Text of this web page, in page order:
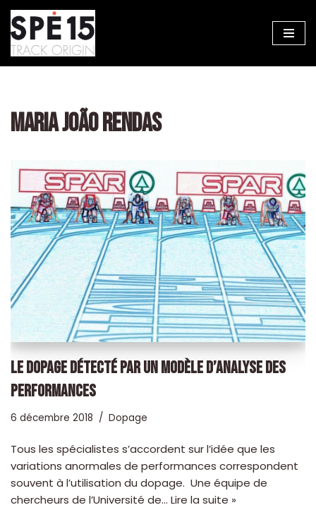
Aller
au
MARIA JOÃO RENDAS
LE DOPAGE DÉTECTÉ PAR UN MODÈLE D’ANALYSE DES
PERFORMANCES
6 décembre 2018 Dopage
Tous les spécialistes s’accordent sur l’idée que les
variations anormales de performances correspondent
souvent à l’utilisation du dopage. Une équipe de
chercheurs de l’Université de… Lire la suite »